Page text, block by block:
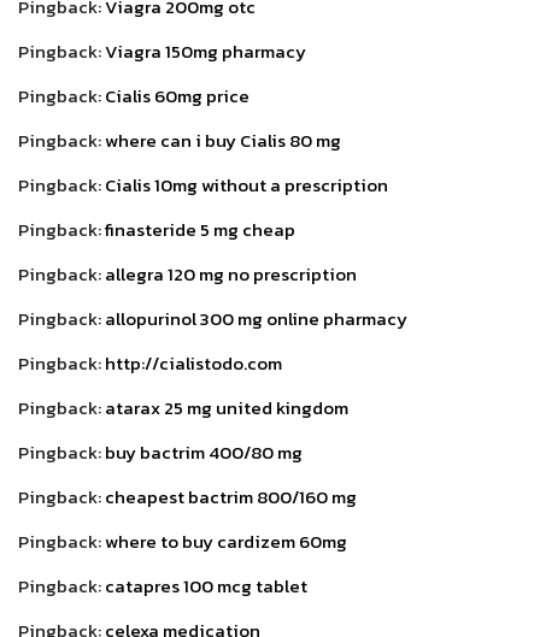
Pingback:Viagra 200mg otc
Pingback:Viagra 150mg pharmacy
Pingback:Cialis 60mg price
Pingback:where can i buy Cialis 80 mg
Pingback:Cialis 10mg without a prescription
Pingback:finasteride 5 mg cheap
Pingback:allegra 120 mg no prescription
Pingback:allopurinol 300 mg online pharmacy
Pingback:http://cialistodo.com
Pingback:atarax 25 mg united kingdom
Pingback:buy bactrim 400/80 mg
Pingback:cheapest bactrim 800/160 mg
Pingback:where to buy cardizem 60mg
Pingback:catapres 100 mcg tablet
Pingback:celexa medication